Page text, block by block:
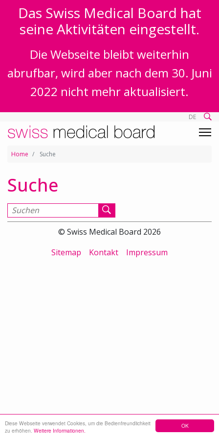
OK
Diese Webseite verwendet Cookies, um die Bedienfreundlichkeit
zu erhöhen. Weitere Informationen.
Das Swiss Medical Board hat
seine Aktivitäten eingestellt.
Die Webseite bleibt weiterhin
abrufbar, wird aber nach dem 30. Juni
2022 nicht mehr aktualisiert.
DE
Home Suche
Suche
Suchen nach
© Swiss Medical Board 2026
Sitemap
Kontakt Impressum